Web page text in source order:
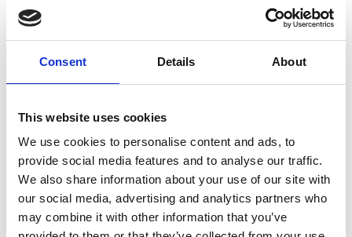
Consent Details About
This website uses cookies
We use cookies to personalise content and ads, to
provide social media features and to analyse our traffic.
We also share information about your use of our site with
our social media, advertising and analytics partners who
may combine it with other information that you’ve
Suggeriti per te
7 Agosto 2026